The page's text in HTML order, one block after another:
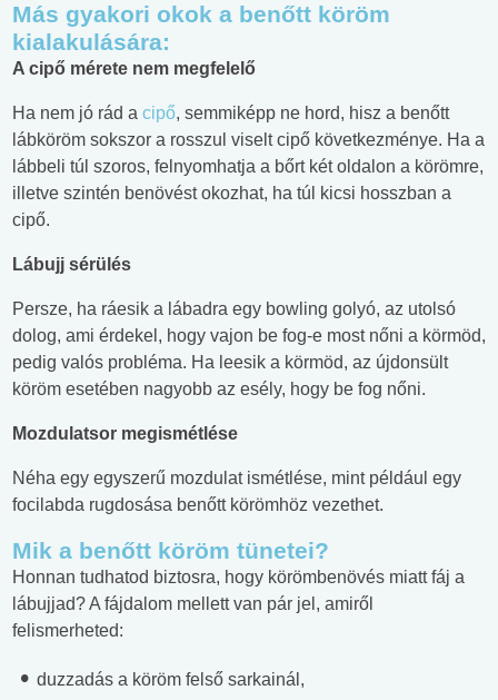
Más gyakori okok a benőtt köröm
kialakulására:
A cipő mérete nem megfelelő
Ha nem jó rád a cipő, semmiképp ne hord, hisz a benőtt
lábköröm sokszor a rosszul viselt cipő következménye. Ha a
lábbeli túl szoros, felnyomhatja a bőrt két oldalon a körömre,
illetve szintén benövést okozhat, ha túl kicsi hosszban a
cipő.
Lábujj sérülés
Persze, ha ráesik a lábadra egy bowling golyó, az utolsó
dolog, ami érdekel, hogy vajon be fog-e most nőni a körmöd,
pedig valós probléma. Ha leesik a körmöd, az újdonsült
köröm esetében nagyobb az esély, hogy be fog nőni.
Mozdulatsor megismétlése
Néha egy egyszerű mozdulat ismétlése, mint például egy
focilabda rugdosása benőtt körömhöz vezethet.
Mik a benőtt köröm tünetei?
Honnan tudhatod biztosra, hogy körömbenövés miatt fáj a
lábujjad? A fájdalom mellett van pár jel, amiről
felismerheted:
duzzadás a köröm felső sarkainál,